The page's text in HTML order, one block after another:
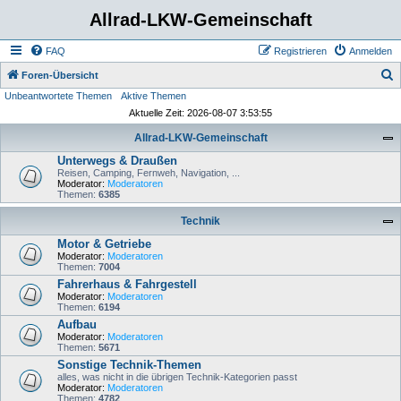
Allrad-LKW-Gemeinschaft
FAQ Anmelden
Registrieren
Foren-Übersicht
Unbeantwortete Themen
Aktive Themen
Aktuelle Zeit: 2026-08-07 3:53:55
Allrad-LKW-Gemeinschaft
Unterwegs & Draußen
Reisen, Camping, Fernweh, Navigation, ...
Moderator: Moderatoren
Themen: 6385
Technik
Motor & Getriebe
Moderator: Moderatoren
Themen: 7004
Fahrerhaus & Fahrgestell
Moderator: Moderatoren
Themen: 6194
Aufbau
Moderator: Moderatoren
Themen: 5671
Sonstige Technik-Themen
alles, was nicht in die übrigen Technik-Kategorien passt
Moderator: Moderatoren
Themen: 4782